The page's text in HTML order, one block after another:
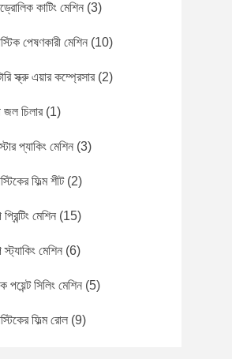
কাটিং মেশিন (3)
পেষণকারী মেশিন (10)
স্ক্রু এয়ার কম্প্রেসার(2)
জল চিলার(1)
প্যাকিং মেশিন (3)
ফিল্ম শীট(2)
মেশিন (15)
স্ট্যাকিং মেশিন (6)
পয়েন্ট সিলিং মেশিন (5)
ফিল্ম রোল (9)